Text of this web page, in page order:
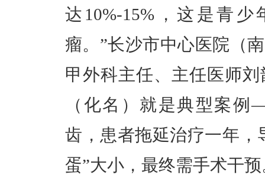
达10%-15%，这是青
瘤。”长沙市中心医院（
甲外科主任、主任医师
（化名）就是典型案
齿，患者拖延治疗一年，
蛋”大小，最终需手术干